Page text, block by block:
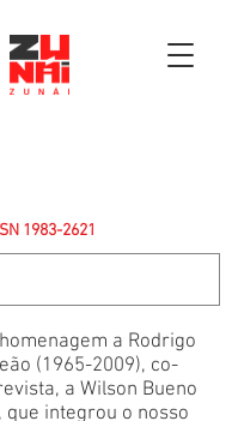
1983-2621
a Rodrigo
(1965-2009), co-
a Wilson Bueno
, que integrou o nosso